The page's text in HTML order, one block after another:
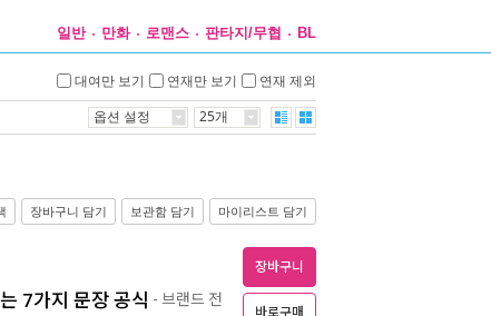
일반 만화 로맨스 판타지/무협 BL
대여만 보기 연재만 보기 연재 제외
옵션 설정 25개
장바구니 담기 보관함 담기 마이리스트 담기
7가지 문장 공식 - 브랜드 전
장바구니
바로구매